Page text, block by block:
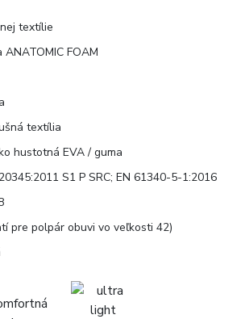
textílie
FOAM
textília
hustotná EVA / guma
S1 P SRC; EN 61340-5-1:2016
pre polpár obuvi vo veľkosti 42)